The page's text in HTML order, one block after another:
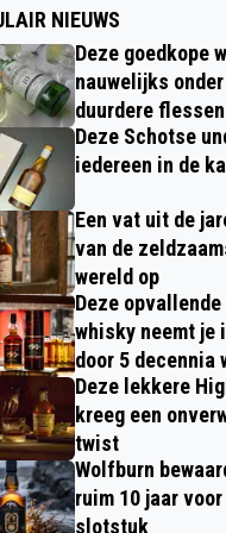
NIEUWS
Deze goedkope
nauwelijks
duurdere flessen
Deze Schotse
iedereen in de
Een vat uit de
van de
wereld op
Deze
whisky neemt je
door 5 decennia
Deze lekkere
kreeg een
twist
Wolfburn
ruim 10 jaar
slotstuk